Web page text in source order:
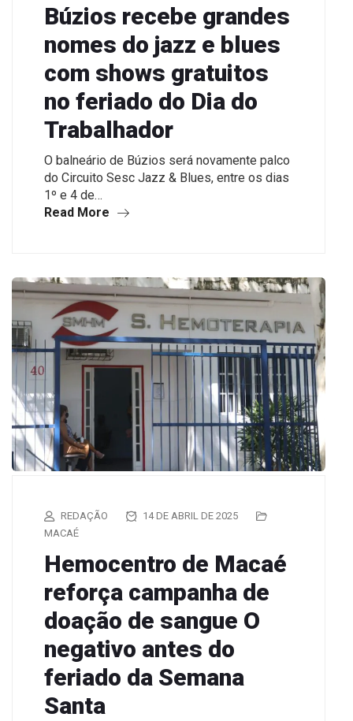
Búzios recebe grandes
nomes do jazz e blues
com shows gratuitos
no feriado do Dia do
Trabalhador
O balneário de Búzios será novamente palco
do Circuito Sesc Jazz & Blues, entre os dias
1º e 4 de…
Read More
REDAÇÃO
14 DE ABRIL DE 2025
MACAÉ
Hemocentro de Macaé
reforça campanha de
doação de sangue O
negativo antes do
feriado da Semana
Santa